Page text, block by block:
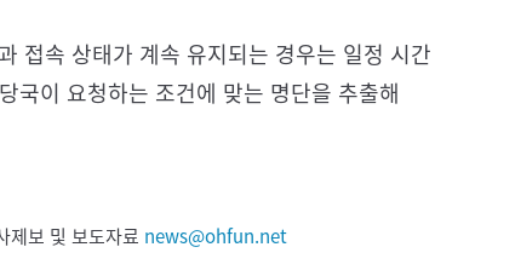
접속 상태가 계속 유지되는 경우는 일정 시간
국이 요청하는 조건에 맞는 명단을 추출해
제보 및 보도자료 news@ohfun.net